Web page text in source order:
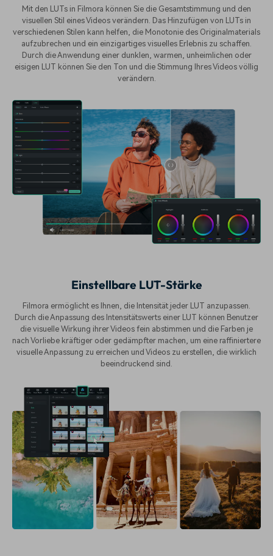
Mit den LUTs in Filmora können Sie die Gesamtstimmung und den
visuellen Stil eines Videos verändern. Das Hinzufügen von LUTs in
verschiedenen Stilen kann helfen, die Monotonie des Originalmaterials
aufzubrechen und ein einzigartiges visuelles Erlebnis zu schaffen.
Durch die Anwendung einer dunklen, warmen, unheimlichen oder
eisigen LUT können Sie den Ton und die Stimmung Ihres Videos völlig
verändern.
Einstellbare LUT-Stärke
Filmora ermöglicht es Ihnen, die Intensität jeder LUT anzupassen.
Durch die Anpassung des Intensitätswerts einer LUT können Benutzer
die visuelle Wirkung ihrer Videos fein abstimmen und die Farben je
nach Vorliebe kräftiger oder gedämpfter machen, um eine raffiniertere
visuelle Anpassung zu erreichen und Videos zu erstellen, die wirklich
beeindruckend sind.